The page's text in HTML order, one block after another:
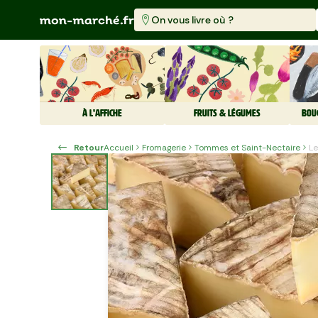
On vous livre où ?
À L'AFFICHE FRUITS & LÉGUMES
RetourAccueil Fromagerie Tommes et Saint-Nectaire